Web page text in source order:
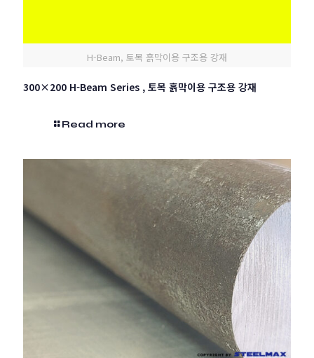
H-Beam, 토목 흙막이용 구조용 강재
300×200 H-Beam Series , 토목 흙막이용 구조용 강재
Read more